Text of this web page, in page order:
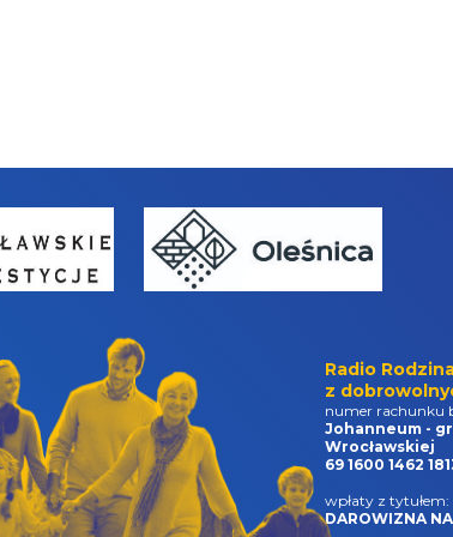
Radio
z
numer rachunku
Johanneum -
Wrocławskiej
69 1600 1462
wpłaty z tytułem:
DAROWIZNA